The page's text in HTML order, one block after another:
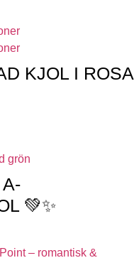
KJOL I ROSA
💚✨